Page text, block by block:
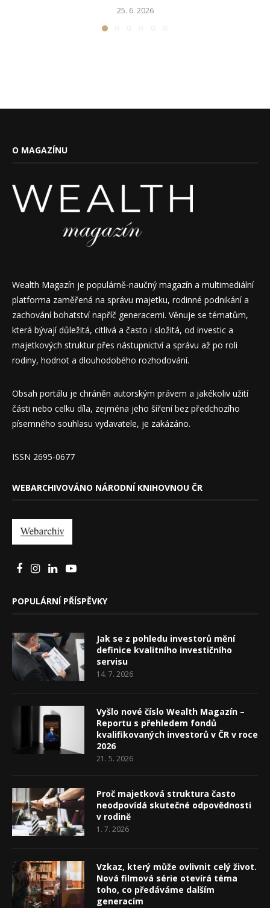
25. 6. 2026
O MAGAZÍNU
Wealth Magazín je populárně-naučný magazín a multimediální
platforma zaměřená na správu majetku, rodinné podnikání a
zachování bohatství napříč generacemi. Věnuje se tématům,
která bývají důležitá, citlivá a často i složitá, od investic a
majetkových struktur přes nástupnictví a správu až po roli
rodiny, hodnot a dlouhodobého rozhodování.
Obsah portálu je chráněn autorským právem a jakékoliv užití
části nebo celku díla, zejména jeho šíření bez předchozího
písemného souhlasu vydavatele, je zakázáno.
ISSN 2695-0677
WEBARCHIVOVÁNO NÁRODNÍ KNIHOVNOU ČR
POPULÁRNÍ PŘÍSPĚVKY
Jak se z pohledu investorů mění
definice kvalitního investičního
servisu
14. 7. 2026
Vyšlo nové číslo Wealth Magazín –
Reportu s přehledem fondů
kvalifikovaných investorů v ČR v roce
2026
21. 5. 2026
Proč majetková struktura často
neodpovídá skutečné odpovědnosti
v rodině
1. 7. 2026
Vzkaz, který může ovlivnit celý život.
Nová filmová série otevírá téma
toho, co předáváme dalším
generacím